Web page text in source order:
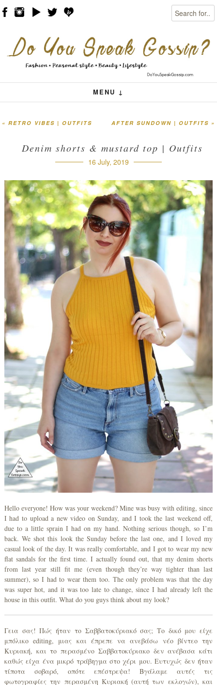
Search
MENU ↓
Menu
Skip to content
AFTER SUNDOWN | OUTFITS »
« RETRO VIBES | OUTFITS
Denim shorts & mustard top | Outfits
16 July, 2019
Hello everyone! How was your weekend? Mine was busy with editing, since
I had to upload a new video on Sunday, and I took the last weekend off,
due to a little sprain I had on my hand. Nothing serious though, so I’m
back. We shot this look the Sunday before the last one, and I loved my
casual look of the day. It was really comfortable, and I got to wear my new
flat sandals for the first time. I actually found out, that my denim shorts
from last year still fit me (even though they’re way tighter than last
summer), so I had to wear them too. The only problem was that the day
was super hot, and it was too late to change, since I had already left the
house in this outfit. What do you guys think about my look?
Γεια σας! Πώς ήταν το Σαββατοκύριακό σας; Το δικό μου είχε
μπόλικο editing, μιας και έπρεπε να ανεβάσω νέο βίντεο την
Κυριακή, και το περασμένο Σαββατοκύριακο δεν ανέβασα κάτι
καθώς είχα ένα μικρό τράβηγμα στο χέρι μου. Ευτυχώς δεν ήταν
τίποτα σοβαρό, οπότε επέστρεψα! Βγάλαμε αυτές τις
φωτογραφίες την περασμένη Κυριακή (αυτή των εκλογών), και